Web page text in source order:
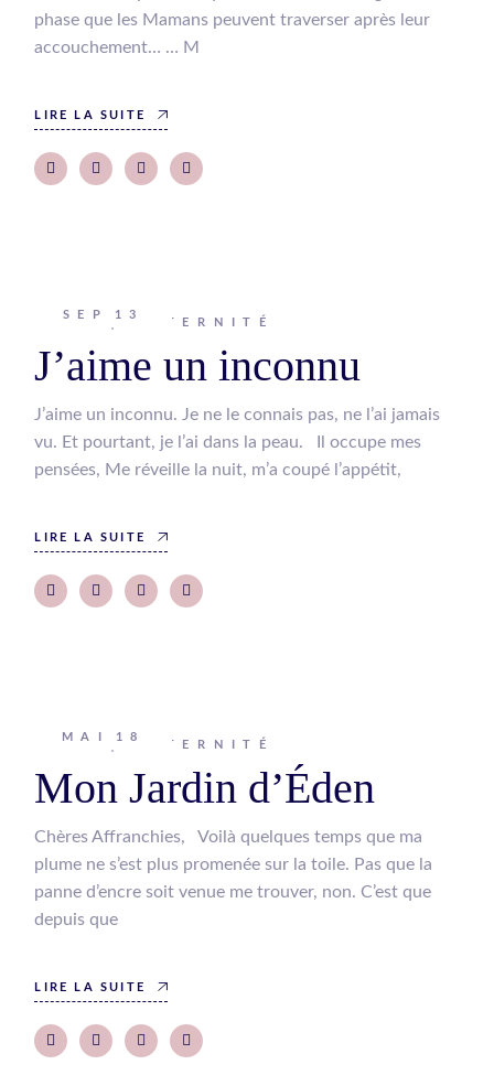
phase que les Mamans peuvent traverser après leur
accouchement… … M
LIRE LA SUITE
SEP 13
Johanna MATERNITÉ
J’aime un inconnu
J’aime un inconnu. Je ne le connais pas, ne l’ai jamais
vu. Et pourtant, je l’ai dans la peau. Il occupe mes
pensées, Me réveille la nuit, m’a coupé l’appétit,
LIRE LA SUITE
MAI 18
Johanna MATERNITÉ
Mon Jardin d’Éden
Chères Affranchies, Voilà quelques temps que ma
plume ne s’est plus promenée sur la toile. Pas que la
panne d’encre soit venue me trouver, non. C’est que
depuis que
LIRE LA SUITE